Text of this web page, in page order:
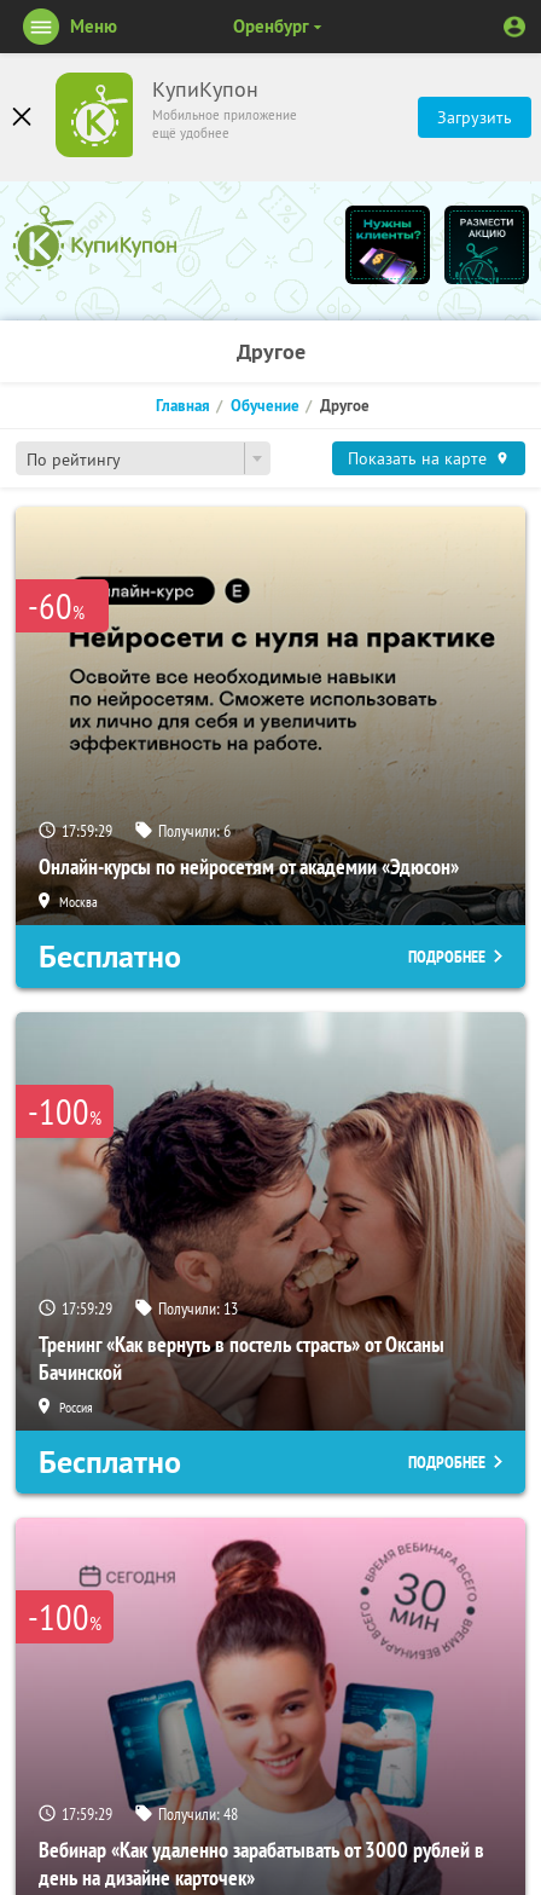
КупиКупон
Мобильное приложение
ещё удобнее
Загрузить
Меню Оренбург
Другое
По рейтингу
Главная Обучение Другое
Показать на карте
-60%
17:59:27 Получили:6
Онлайн-курсы по нейросетям от академии «Эдюсон»
Москва
Бесплатно ПОДРОБНЕЕ
-100%
17:59:27 Получили: 13
Тренинг «Как вернуть в постель страсть» от Оксаны
Бачинской
Россия
Бесплатно ПОДРОБНЕЕ
-100%
17:59:27 Получили:48
Вебинар «Как удаленно зарабатывать от 3000 рублей в
день на дизайне карточек»